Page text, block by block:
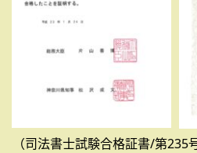
（司法書士試験合格証書/第